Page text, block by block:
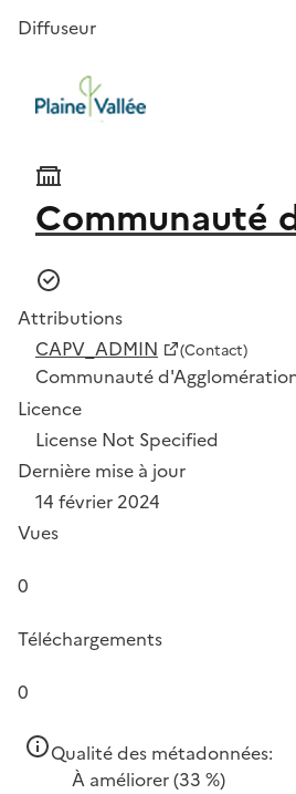
Diffuseur
Communauté
Attributions
CAPV_ADMIN
(Contact)
Communauté
Licence
License Not Specified
Dernière mise à jour
14 février 2024
Vues
0
Téléchargements
0
Qualité des métadonnées:
À améliorer(33 %)